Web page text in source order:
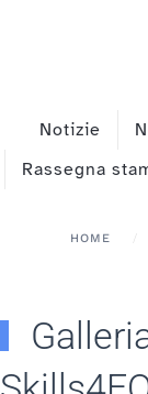
Skip to main
Notizie
Rassegna
HOME